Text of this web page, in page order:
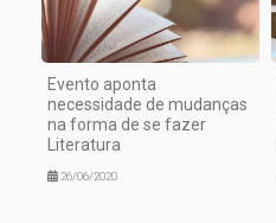
Evento aponta
necessidade de mudanças
na forma de se fazer
Literatura
26/06/2020